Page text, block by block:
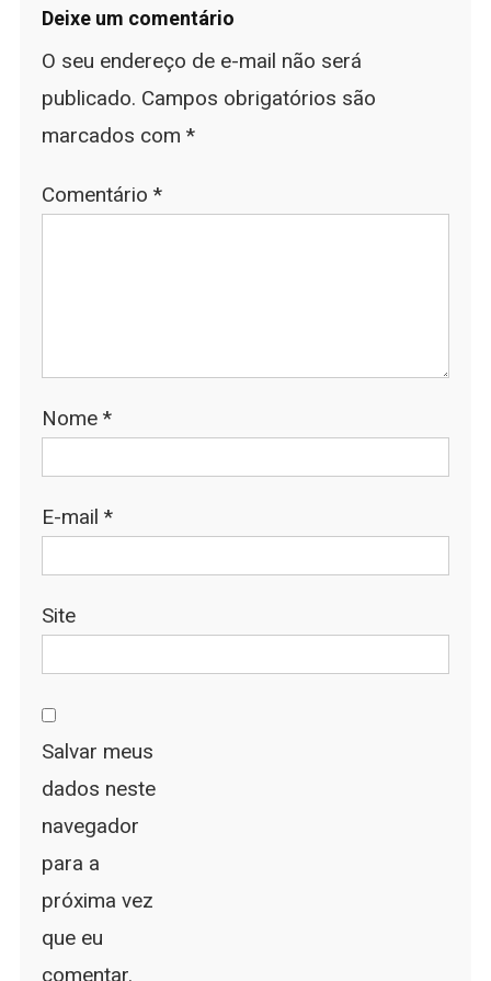
Deixe um comentário
O seu endereço de e-mail não será
publicado. Campos obrigatórios são
marcados com *
Comentário *
Nome *
E-mail *
Site
Salvar meus
dados neste
navegador
para a
próxima vez
que eu
comentar.